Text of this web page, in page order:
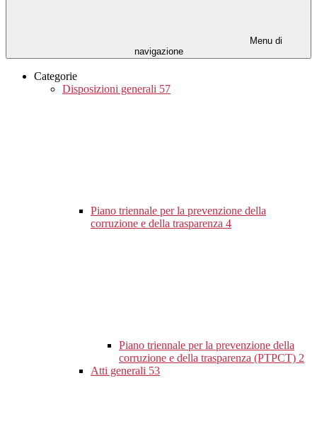
Menu di
navigazione
Categorie
Disposizioni generali 57
Piano triennale per la prevenzione della
corruzione e della trasparenza 4
Piano triennale per la prevenzione della
corruzione e della trasparenza (PTPCT) 2
Atti generali 53